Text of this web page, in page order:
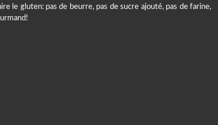
le gluten: pas de beurre, pas de sucre ajouté, pas de farine,